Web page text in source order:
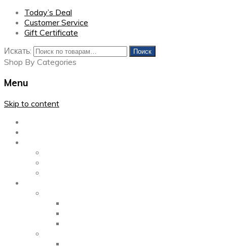
Today’s Deal
Customer Service
Gift Certificate
Искать:
Поиск
Shop By Categories
Menu
Skip to content